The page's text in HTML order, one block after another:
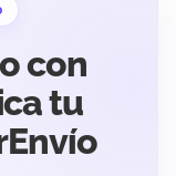
con
tu